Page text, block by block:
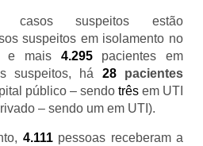
suspeitos estão
suspeitos em isolamento no
e mais 4.295pacientes em
suspeitos, há 28pacientes
público – sendo três em UTI
– sendo um em UTI).
4.111pessoas receberam a